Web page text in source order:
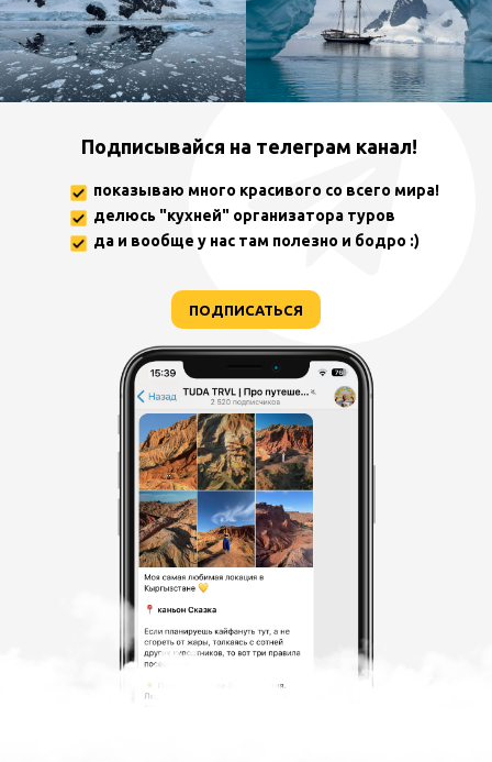
Подписывайся на телеграм канал!
показываю много красивого со всего мира!
делюсь "кухней" организатора туров
да и вообще у нас там полезно и бодро :)
ПОДПИСАТЬСЯ